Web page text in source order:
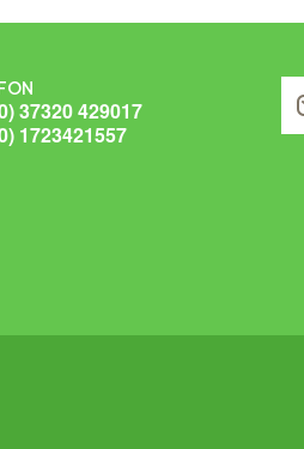
37320 429017
1723421557